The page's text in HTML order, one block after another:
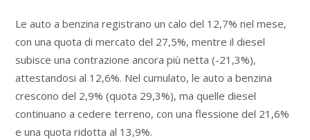
Le auto a benzina registrano un calo del 12,7% nel mese,
con una quota di mercato del 27,5%, mentre il diesel
subisce una contrazione ancora più netta (-21,3%),
attestandosi al 12,6%. Nel cumulato, le auto a benzina
crescono del 2,9% (quota 29,3%), ma quelle diesel
continuano a cedere terreno, con una flessione del 21,6%
e una quota ridotta al 13,9%.